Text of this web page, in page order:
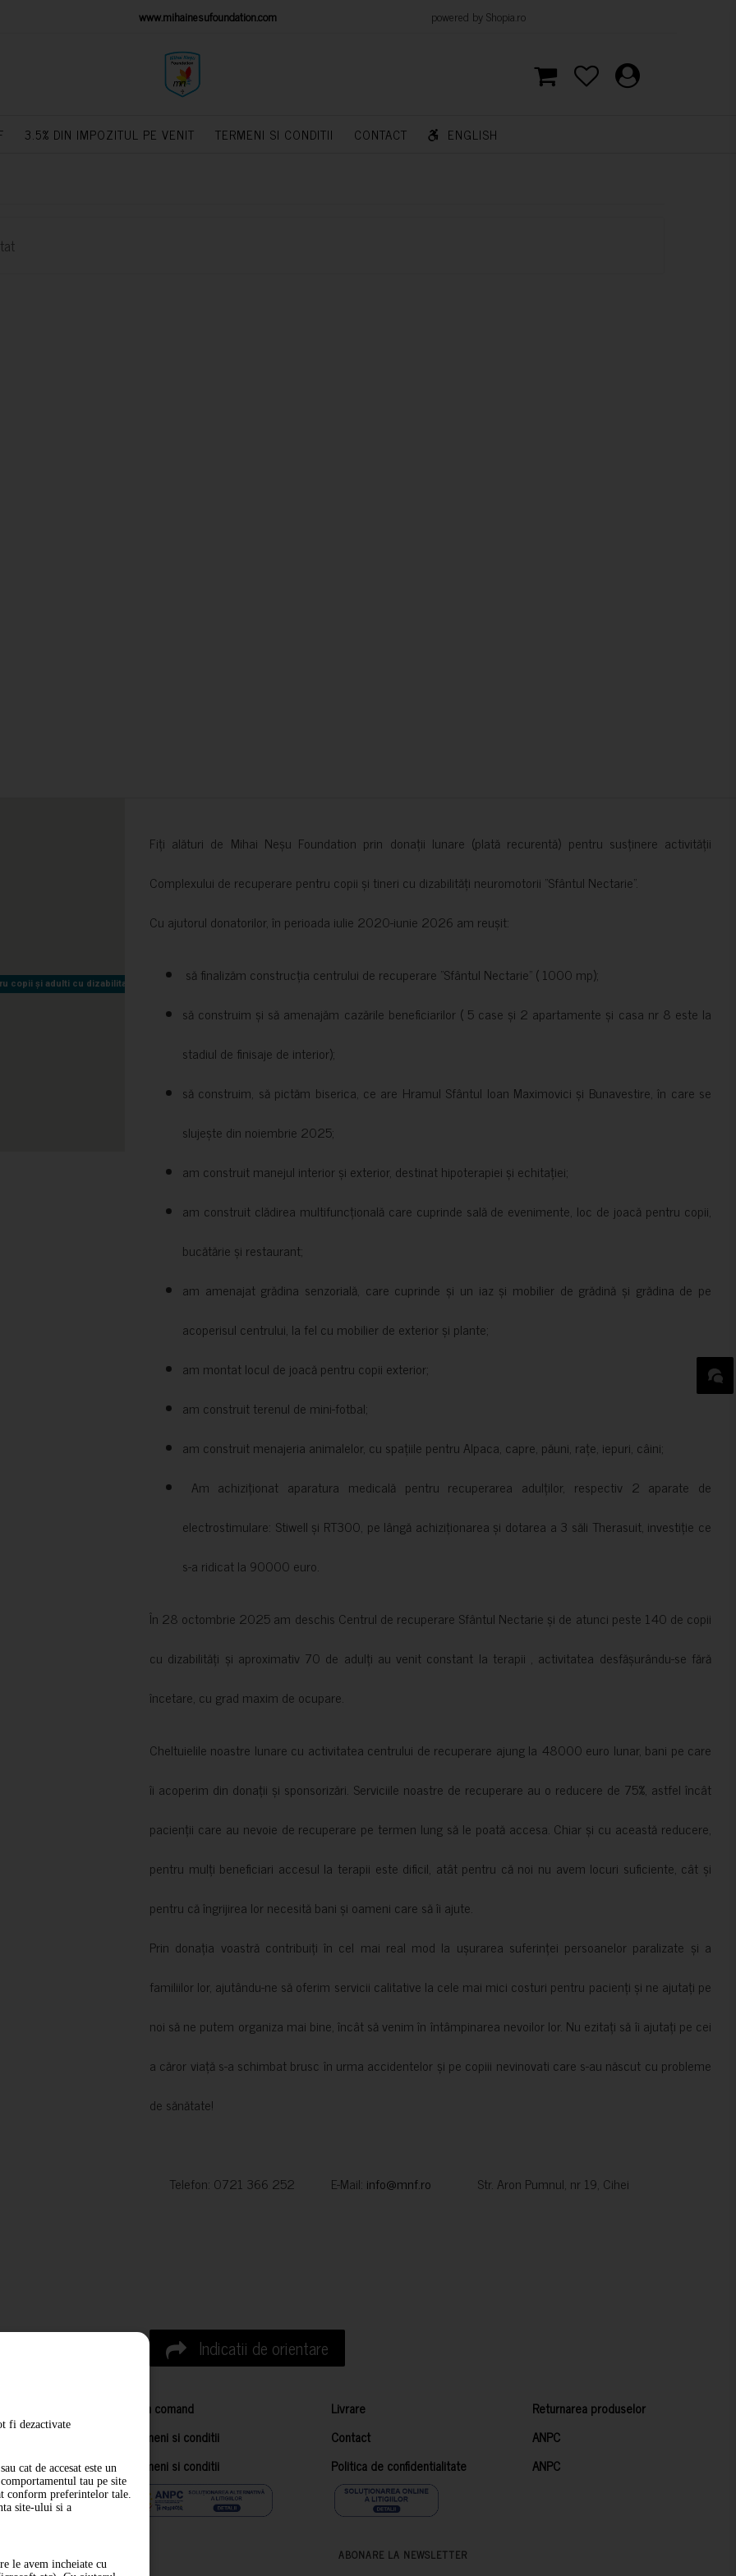
PLATFORM www.mihainesufoundation.com powered by Shopia.ro
3.5% DIN IMPOZITUL PE VENIT TERMENI SI CONDITII CONTACT ENGLISH
copii și adulti cu dizabilitati neuromotorii Sfântul Nectarie
copii și adulti cu dizabilitati neuromotorii Sfântul Nectarie
Fiți alături de Mihai Neșu Foundation prin donații lunare (plată recurentă) pentru susținere activității
Complexului de recuperare pentru copii și tineri cu dizabilități neuromotorii ”Sfântul Nectarie”.
Cu ajutorul donatorilor, în perioada iulie 2020-iunie 2026 am reușit:
să finalizăm construcția centrului de recuperare ”Sfântul Nectarie” ( 1000 mp);
să construim și să amenajăm cazările beneficiarilor ( 5 case și 2 apartamente și casa nr 8 este la
stadiul de finisaje de interior);
să construim, să pictăm biserica, ce are Hramul Sfântul Ioan Maximovici și Bunavestire, în care se
slujește din noiembrie 2025;
am construit manejul interior și exterior, destinat hipoterapiei și echitației;
am construit clădirea multifuncțională care cuprinde sală de evenimente, loc de joacă pentru copii,
bucătărie și restaurant;
am amenajat grădina senzorială, care cuprinde și un iaz și mobilier de grădină și grădina de pe
acoperisul centrului, la fel cu mobilier de exterior și plante;
am montat locul de joacă pentru copii exterior;
am construit terenul de mini-fotbal;
am construit menajeria animalelor, cu spațiile pentru Alpaca, capre, păuni, rațe, iepuri, câini;
Am achiziționat aparatura medicală pentru recuperarea adulților, respectiv 2 aparate de
electrostimulare: Stiwell și RT300, pe lângă achiziționarea și dotarea a 3 săli Therasuit, investiție ce
s-a ridicat la 90000 euro.
În 28 octombrie 2025 am deschis Centrul de recuperare Sfântul Nectarie și de atunci peste 140 de copii
cu dizabilități și aproximativ 70 de adulți au venit constant la terapii , activitatea desfășurându-se fără
încetare, cu grad maxim de ocupare.
Cheltuielile noastre lunare cu activitatea centrului de recuperare ajung la 48000 euro lunar, bani pe care
îi acoperim din donații și sponsorizări. Serviciile noastre de recuperare au o reducere de 75%, astfel încât
pacienții care au nevoie de recuperare pe termen lung să le poată accesa. Chiar și cu această reducere,
pentru mulți beneficiari accesul la terapii este dificil, atât pentru că noi nu avem locuri suficiente, cât și
pentru că îngrijirea lor necesită bani și oameni care să îi ajute.
Prin donația voastră contribuiți în cel mai real mod la ușurarea suferinței persoanelor paralizate și a
familiilor lor, ajutându-ne să oferim servicii calitative la cele mai mici costuri pentru pacienți și ne ajutați pe
noi să ne putem organiza mai bine, încât să venim în întâmpinarea nevoilor lor. Nu ezitați să îi ajutați pe cei
a căror viață s-a schimbat brusc în urma accidentelor și pe copiii nevinovati care s-au născut cu probleme
de sănătate!
Telefon: 0721 366 252 E-Mail: info@mnf.ro Str. Aron Pumnul, nr 19, Cihei
Indicatii de orientare
Cum comand Livrare
Returnarea produselor
Termeni si conditii
Contact
ANPC
Termeni si conditii
Politica de confidentialitate ANPC
ABONARE LA NEWSLETTER
fi dezactivate
cat de accesat este un
tau pe site
conform preferintelor tale.
site-ului si a
le avem incheiate cu